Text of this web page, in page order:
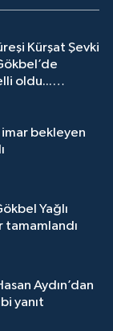
Kürşat Şevki
oldu...
bekleyen
Yağlı
tamamlandı
Aydın’dan
yanıt